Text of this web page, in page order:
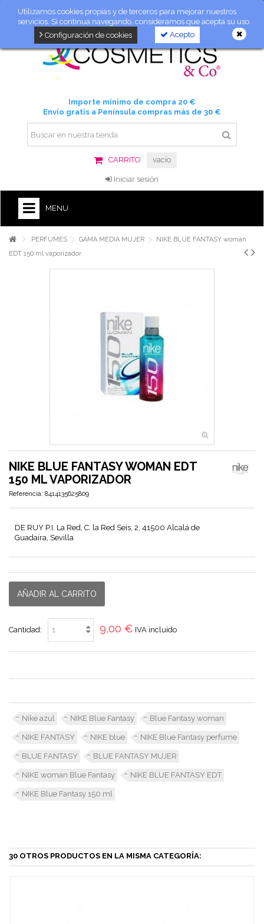
Utilizamos cookies propias y de terceros para mejorar nuestros
servicios. Si continua navegando, consideramos que acepta su uso.
Acepto
Configuración de cookies
Importe mínimo de compra 20 €
Envío gratis a Península compras más de 30 €
CARRITO vacío
Iniciar sesión
MENU
PERFUMES GAMA MEDIA MUJER
NIKE BLUE FANTASY woman
EDT 150 ml vaporizador
NIKE BLUE FANTASY WOMAN EDT
150 ML VAPORIZADOR
Referencia: 8414135625809
DE RUY P.I. La Red, C. la Red Seis, 2, 41500 Alcalá de
Guadaíra, Sevilla
AÑADIR AL CARRITO
Cantidad: 9,00 € IVA incluído
Nike azul NIKE Blue Fantasy Blue Fantasy woman
NIKE FANTASY NIKE blue NIKE Blue Fantasy perfume
BLUE FANTASY BLUE FANTASY MUJER
NIKE woman Blue Fantasy NIKE BLUE FANTASY EDT
NIKE Blue Fantasy 150 ml
30 OTROS PRODUCTOS EN LA MISMA CATEGORÍA: